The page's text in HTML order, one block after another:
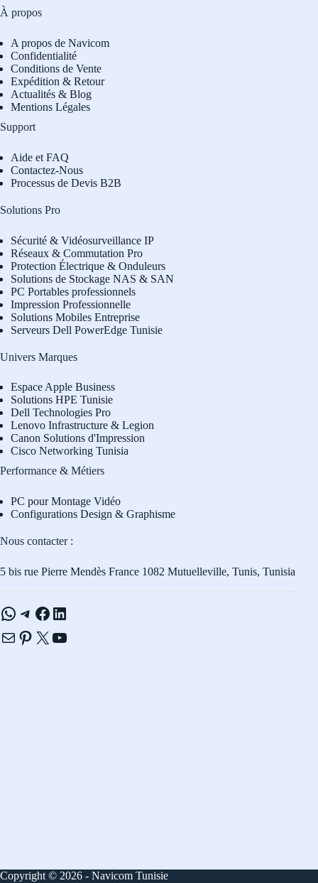
À propos
A propos de Navicom
Confidentialité
Conditions de Vente
Expédition & Retour
Actualités & Blog
Mentions Légales
Support
Aide et FAQ
Contactez-Nous
Processus de Devis B2B
Solutions Pro
Sécurité & Vidéosurveillance IP
Réseaux & Commutation Pro
Protection Électrique & Onduleurs
Solutions de Stockage NAS & SAN
PC Portables professionnels
Impression Professionnelle
Solutions Mobiles Entreprise
Serveurs Dell PowerEdge Tunisie
Univers Marques
Espace Apple Business
Solutions HPE Tunisie
Dell Technologies Pro
Lenovo Infrastructure & Legion
Canon Solutions d'Impression
Cisco Networking Tunisia
Performance & Métiers
PC pour Montage Vidéo
Configurations Design & Graphisme
Nous contacter :
5 bis rue Pierre Mendès France 1082 Mutuelleville, Tunis, Tunisia
WhatsApp
Telegram
Facebook
LinkedIn
E-mailPinterest
X YouTube
Copyright © 2026 - Navicom Tunisie